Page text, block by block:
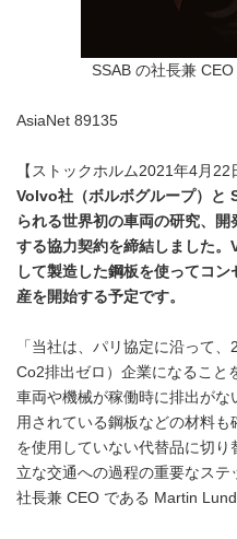
SSAB の社長兼
AsiaNet 89135
【ストックホルム2021年4月22
Volvo社（ボルボグループ）と
られる世界初の車両の研究、
する協力契約を締結しました。
して製造した鋼板を使ってコ
産を開始する予定です。
「当社は、パリ協定に沿って
Co2排出ゼロ）企業になること
車両や機械が稼働時に排出が
用されている鋼板などの材料
を使用していない代替品に切
立な交通への過程の重要なス
社長兼 CEO である Martin